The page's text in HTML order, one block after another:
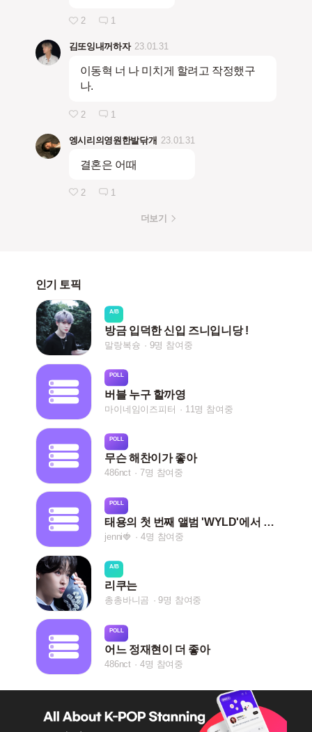
2 1
김또잉내꺼하자 23.01.31
이동혁 너 나 미치게 할려고 작정했구
나.
2 1
엥시리의영원한발닦개 23.01.31
결혼은 어때
2 1
더보기
인기 토픽
A/B
방금 입덕한 신입 즈니입니당 !
말랑복슝 9명 참여중
POLL
버블 누구 할까영
마이네임이즈피터 11명 참여중
POLL
무슨 해찬이가 좋아
486nct 7명 참여중
POLL
태용의 첫 번째 앨범 'WYLD'에서 가장 좋아하는 곡은 무엇인가요?
jenni🍓 4명 참여중
A/B
리쿠는
총총바니곰 9명 참여중
POLL
어느 정재현이 더 좋아
486nct 4명 참여중